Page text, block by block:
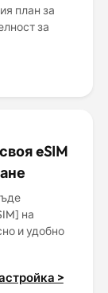
план за
за
eSIM
на
и удобно
>